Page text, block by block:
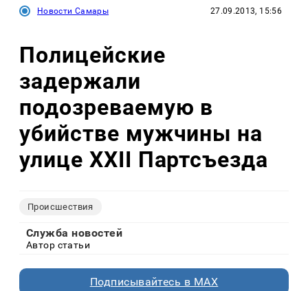
Новости Самары 27.09.2013, 15:56
Полицейские
задержали
подозреваемую в
убийстве мужчины на
улице XXII Партсъезда
Происшествия
Служба новостей
Автор статьи
Подписывайтесь в MAX